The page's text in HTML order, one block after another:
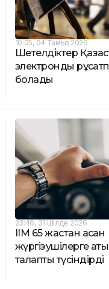
10:05, 04 Тамыз 2026
Шетелдіктер
электронды
болады
23:46, 31 Шілде 2026
ІІМ 65 жастан асқан
жүргізушілерге
талапты түсіндірді